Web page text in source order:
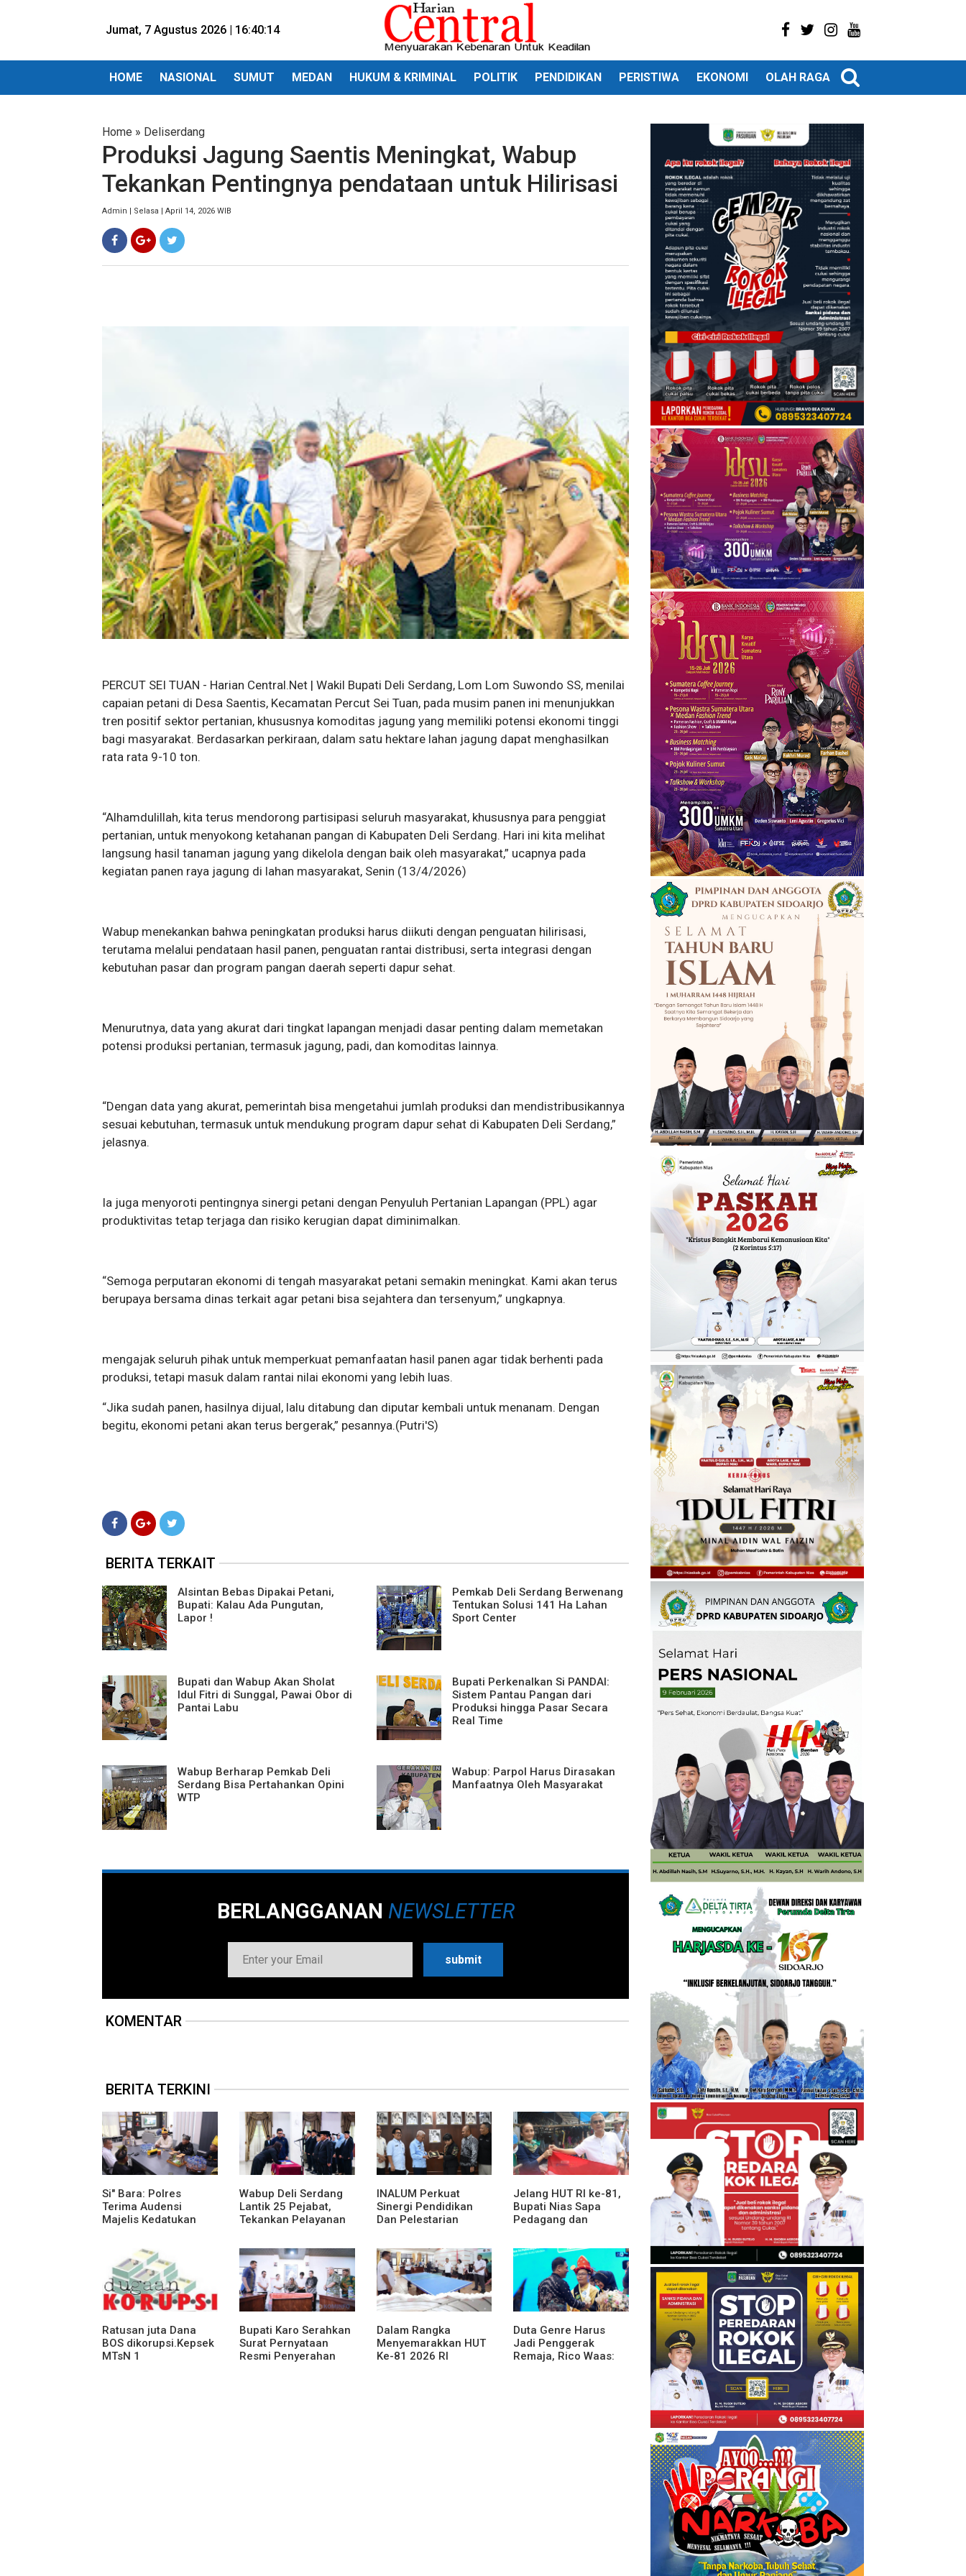
Jumat, 7 Agustus 2026 | 16:40:16
HOME NASIONAL SUMUT MEDAN HUKUM & KRIMINAL POLITIK PENDIDIKAN PERISTIWA EKONOMI OLAH RAGA
Home » Deliserdang
Produksi Jagung Saentis Meningkat, Wabup
Tekankan Pentingnya pendataan untuk Hilirisasi
Admin | Selasa | April 14, 2026 WIB
PERCUT SEI TUAN - Harian Central.Net | Wakil Bupati Deli Serdang, Lom Lom Suwondo SS, menilai
capaian petani di Desa Saentis, Kecamatan Percut Sei Tuan, pada musim panen ini menunjukkan
tren positif sektor pertanian, khususnya komoditas jagung yang memiliki potensi ekonomi tinggi
bagi masyarakat. Berdasarkan perkiraan, dalam satu hektare lahan jagung dapat menghasilkan
rata rata 9-10 ton.
“Alhamdulillah, kita terus mendorong partisipasi seluruh masyarakat, khususnya para penggiat
pertanian, untuk menyokong ketahanan pangan di Kabupaten Deli Serdang. Hari ini kita melihat
langsung hasil tanaman jagung yang dikelola dengan baik oleh masyarakat,” ucapnya pada
kegiatan panen raya jagung di lahan masyarakat, Senin (13/4/2026)
Wabup menekankan bahwa peningkatan produksi harus diikuti dengan penguatan hilirisasi,
terutama melalui pendataan hasil panen, penguatan rantai distribusi, serta integrasi dengan
kebutuhan pasar dan program pangan daerah seperti dapur sehat.
Menurutnya, data yang akurat dari tingkat lapangan menjadi dasar penting dalam memetakan
potensi produksi pertanian, termasuk jagung, padi, dan komoditas lainnya.
“Dengan data yang akurat, pemerintah bisa mengetahui jumlah produksi dan mendistribusikannya
sesuai kebutuhan, termasuk untuk mendukung program dapur sehat di Kabupaten Deli Serdang,”
jelasnya.
Ia juga menyoroti pentingnya sinergi petani dengan Penyuluh Pertanian Lapangan (PPL) agar
produktivitas tetap terjaga dan risiko kerugian dapat diminimalkan.
“Semoga perputaran ekonomi di tengah masyarakat petani semakin meningkat. Kami akan terus
berupaya bersama dinas terkait agar petani bisa sejahtera dan tersenyum,” ungkapnya.
mengajak seluruh pihak untuk memperkuat pemanfaatan hasil panen agar tidak berhenti pada
produksi, tetapi masuk dalam rantai nilai ekonomi yang lebih luas.
“Jika sudah panen, hasilnya dijual, lalu ditabung dan diputar kembali untuk menanam. Dengan
begitu, ekonomi petani akan terus bergerak,” pesannya.(Putri'S)
BERITA TERKAIT
Alsintan Bebas Dipakai Petani,
Bupati: Kalau Ada Pungutan,
Lapor !
Pemkab Deli Serdang Berwenang
Tentukan Solusi 141 Ha Lahan
Sport Center
Bupati dan Wabup Akan Sholat
Idul Fitri di Sunggal, Pawai Obor di
Pantai Labu
Bupati Perkenalkan Si PANDAI:
Sistem Pantau Pangan dari
Produksi hingga Pasar Secara
Real Time
Wabup Berharap Pemkab Deli
Serdang Bisa Pertahankan Opini
WTP
Wabup: Parpol Harus Dirasakan
Manfaatnya Oleh Masyarakat
BERLANGGANAN NEWSLETTER
KOMENTAR
BERITA TERKINI
Si" Bara: Polres
Terima Audensi
Majelis Kedatukan
Wabup Deli Serdang
Lantik 25 Pejabat,
Tekankan Pelayanan
Humanis
INALUM Perkuat
Sinergi Pendidikan
Dan Pelestarian
PemprovSu
Jelang HUT RI ke-81,
Bupati Nias Sapa
Pedagang dan
Merah Putih
Ratusan juta Dana
BOS dikorupsi.Kepsek
MTsN 1
Bupati Karo Serahkan
Surat Pernyataan
Resmi Penyerahan
Dalam Rangka
Menyemarakkan HUT
Ke-81 2026 RI
Duta Genre Harus
Jadi Penggerak
Remaja, Rico Waas: